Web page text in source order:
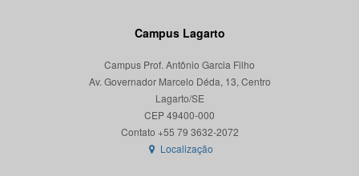
Campus Lagarto
Campus Prof. Antônio Garcia Filho
Av. Governador Marcelo Déda, 13, Centro
Lagarto/SE
CEP 49400-000
Localização